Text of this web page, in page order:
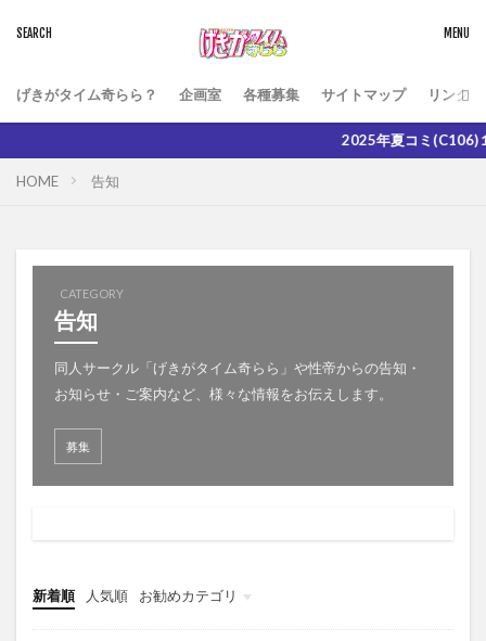
げきがタイム奇らら？ 企画室 各種募集 サイトマップ リンク
2025年夏コミ(C106)１日目8/
HOME 告知
CATEGORY
告知
同人サークル「げきがタイム奇らら」や性帝からの告知・
お知らせ・ご案内など、様々な情報をお伝えします。
募集
新着順 人気順 お勧めカテゴリ
グローバルメニュー
雑記
お役立ち